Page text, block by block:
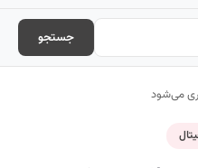
جستجو
می‌شود